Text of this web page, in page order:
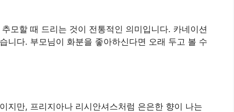
모할 때 드리는 것이 전통적인 의미입니다. 카네이션
니다. 부모님이 화분을 좋아하신다면 오래 두고 볼 수
지만, 프리지아나 리시안셔스처럼 은은한 향이 나는